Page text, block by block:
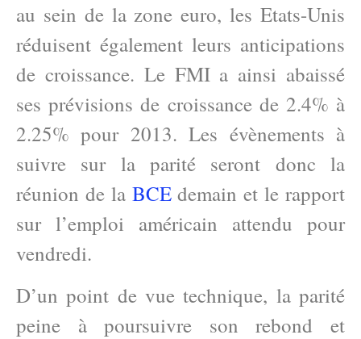
au sein de la zone euro, les Etats-Unis
réduisent également leurs anticipations
de croissance. Le FMI a ainsi abaissé
ses prévisions de croissance de 2.4% à
2.25% pour 2013. Les évènements à
suivre sur la parité seront donc la
réunion de la BCEdemain et le rapport
sur l’emploi américain attendu pour
vendredi.
D’un point de vue technique, la parité
peine à poursuivre son rebond et